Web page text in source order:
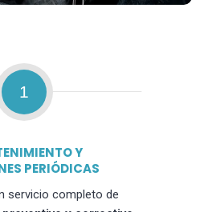
1
Y
PERIÓDICAS
servicio completo de